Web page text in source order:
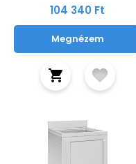
104 340 Ft
Megnézem